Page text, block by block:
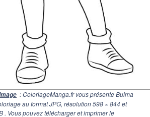
: ColoriageManga.fr vous présente Bulma
au format JPG, résolution598 × 844et
. Vous pouvez télécharger et imprimer le